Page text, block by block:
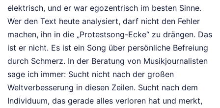
elektrisch, und er war egozentrisch im besten Sinne.
Wer den Text heute analysiert, darf nicht den Fehler
machen, ihn in die „Protestsong-Ecke“ zu drängen. Das
ist er nicht. Es ist ein Song über persönliche Befreiung
durch Schmerz. In der Beratung von Musikjournalisten
sage ich immer: Sucht nicht nach der großen
Weltverbesserung in diesen Zeilen. Sucht nach dem
Individuum, das gerade alles verloren hat und merkt,